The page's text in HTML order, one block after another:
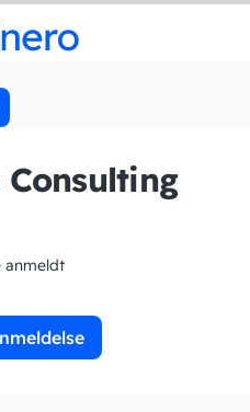
anmeldt